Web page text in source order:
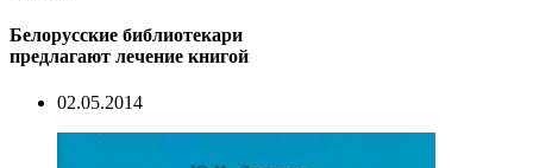
Белорусские библиотекари
предлагают лечение книгой
02.05.2014